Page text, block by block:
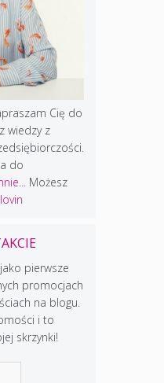
Cię do
wiedzy z
do
Możesz
pierwsze
promocjach
na blogu.
i to
skrzynki!